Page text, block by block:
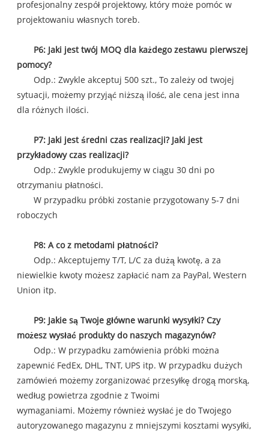
profesjonalny zespół projektowy, który może pomóc w
projektowaniu własnych toreb.
P6: Jaki jest twój MOQ dla każdego zestawu pierwszej
pomocy?
Odp.: Zwykle akceptuj 500 szt., To zależy od twojej
sytuacji, możemy przyjąć niższą ilość, ale cena jest inna
dla różnych ilości.
P7: Jaki jest średni czas realizacji? Jaki jest
przykładowy czas realizacji?
Odp.: Zwykle produkujemy w ciągu 30 dni po
otrzymaniu płatności.
W przypadku próbki zostanie przygotowany 5-7 dni
roboczych
P8: A co z metodami płatności?
Odp.: Akceptujemy T/T, L/C za dużą kwotę, a za
niewielkie kwoty możesz zapłacić nam za PayPal, Western
Union itp.
P9: Jakie są Twoje główne warunki wysyłki? Czy
możesz wysłać produkty do naszych magazynów?
Odp.: W przypadku zamówienia próbki można
zapewnić FedEx, DHL, TNT, UPS itp. W przypadku dużych
zamówień możemy zorganizować przesyłkę drogą morską,
według powietrza zgodnie z Twoimi
wymaganiami. Możemy również wysłać je do Twojego
autoryzowanego magazynu z mniejszymi kosztami wysyłki,